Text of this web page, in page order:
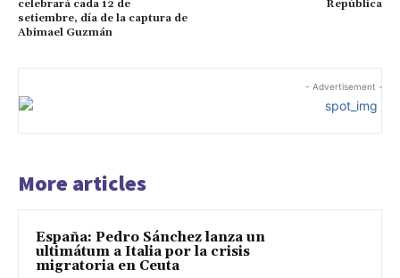
celebrará cada 12 de
setiembre, día de la captura de
Abimael Guzmán
República
- Advertisement -
More articles
España: Pedro Sánchez lanza un
ultimátum a Italia por la crisis
migratoria en Ceuta